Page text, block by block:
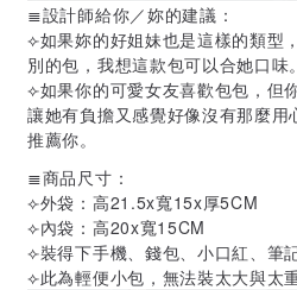
≣設計師給你／妳的建議：
⟣如果妳的好姐妹也是這樣的類型
別的包，我想這款包可以合她口味。
⟣如果你的可愛女友喜歡包包，但
讓她有負擔又感覺好像沒有那麼
推薦你。
≣商品尺寸：
⟣外袋：高21.5x寬15x厚5CM
⟣內袋：高20x寬15CM
⟣裝得下手機、錢包、小口紅、筆
⟣此為輕便小包，無法裝太大與太